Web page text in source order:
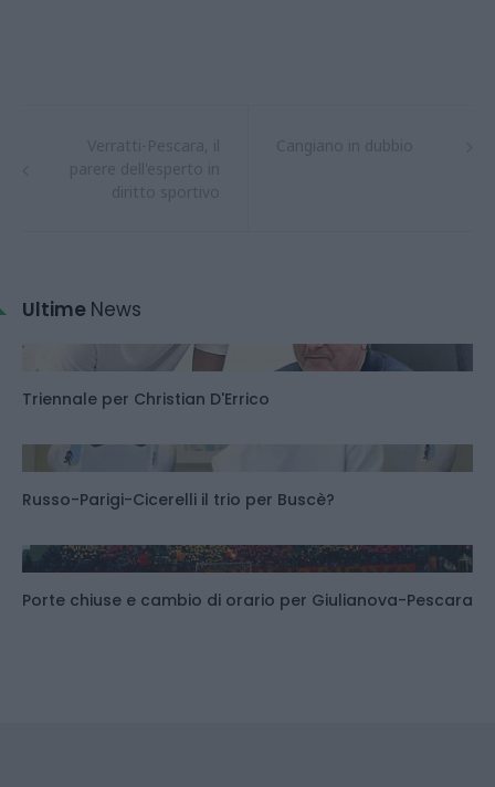
Ultime News
Triennale per Christian D'Errico
Russo-Parigi-Cicerelli il trio per Buscè?
Porte chiuse e cambio di orario per Giulianova-Pescara